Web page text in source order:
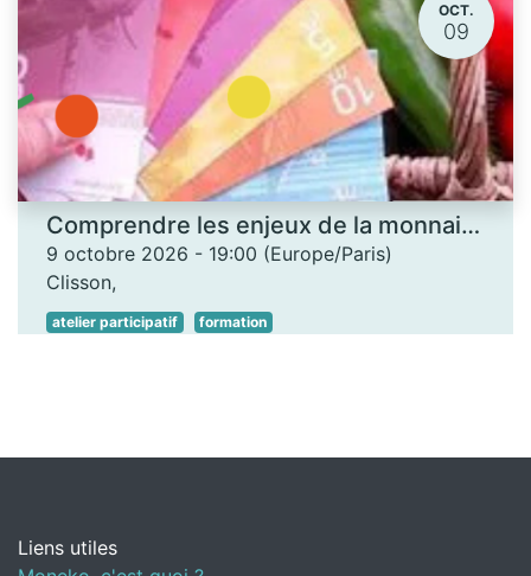
OCT.
09
Comprendre les enjeux de la monnaie locale - Les Ateliers des savoirs
9 octobre 2026 - 19:00 (Europe/Paris)
Clisson,
atelier participatif formation
Liens utiles